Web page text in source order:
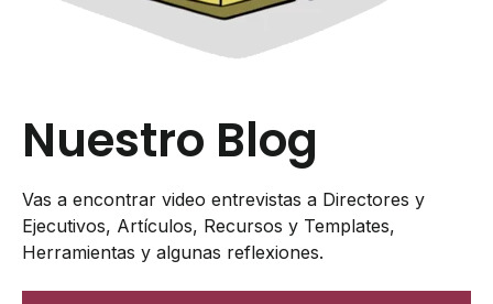
Nuestro Blog
Vas a encontrar video entrevistas a Directores y
Ejecutivos, Artículos, Recursos y Templates,
Herramientas y algunas reflexiones.